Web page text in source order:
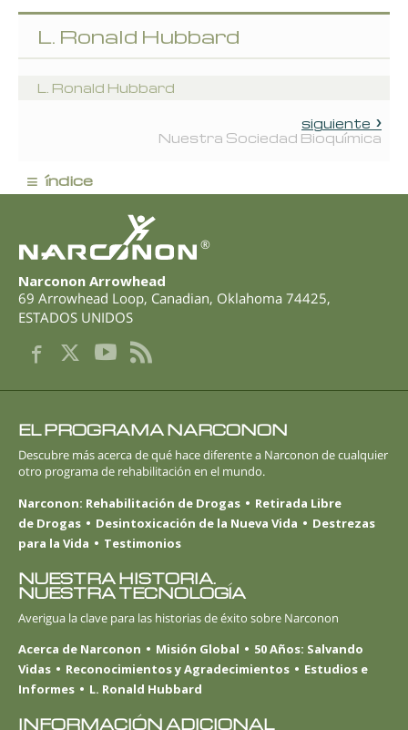
L. Ronald Hubbard
L. Ronald Hubbard
siguiente
Nuestra Sociedad Bioquímica
≡ índice
®
Narconon Arrowhead
69 Arrowhead Loop, Canadian, Oklahoma 74425,
ESTADOS UNIDOS
EL PROGRAMA NARCONON
Descubre más acerca de qué hace diferente a Narconon de cualquier
otro programa de rehabilitación en el mundo.
Narconon: Rehabilitación de Drogas
Retirada Libre
de Drogas
Desintoxicación de la Nueva Vida
Destrezas
para la Vida
Testimonios
NUESTRA HISTORIA.
NUESTRA TECNOLOGÍA
Averigua la clave para las historias de éxito sobre Narconon
Acerca de Narconon
Misión Global
50 Años: Salvando
Vidas
Reconocimientos y Agradecimientos
Estudios e
Informes
L. Ronald Hubbard
INFORMACIÓN ADICIONAL